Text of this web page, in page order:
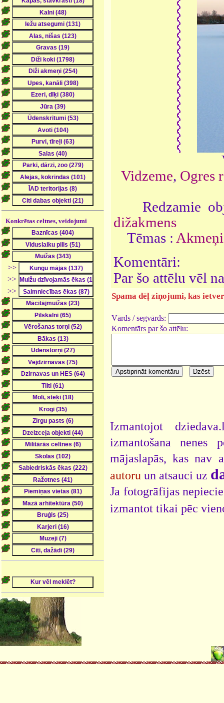
Konkrētas celtnes, veidojumi
>>
>>
>>
Vidzeme, Ogres
Redzamie
dižakmens
Tēmas : Akmeņi
Komentāri:
Par šo attēlu vēl
Spama dēļ ziņojumi, kas
Vārds / segvārds:
Komentārs par šo attēlu:
Izmantojot
izmantošana nenes
mājaslapās, kas
autoru un atsauci uz
Ja fotogrāfijas
izmantot tikai pēc